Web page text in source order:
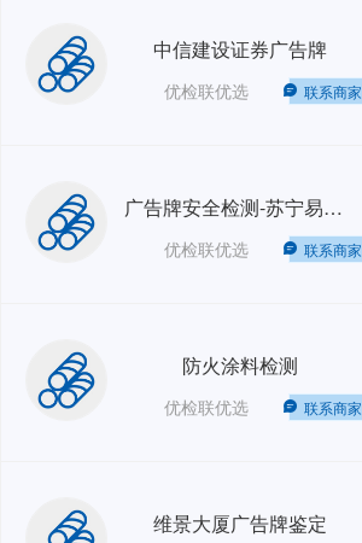
中信建设证券广告牌
优检联优选 联系商家
广告牌安全检测-苏宁易购（刘家窑+顺义）
优检联优选 联系商家
防火涂料检测
优检联优选 联系商家
维景大厦广告牌鉴定